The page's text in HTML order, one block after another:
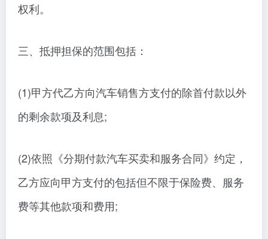
权利。
三、抵押担保的范围包括：
(1)甲方代乙方向汽车销售方支付的除首付款以外
的剩余款项及利息;
(2)依照《分期付款汽车买卖和服务合同》约定，
乙方应向甲方支付的包括但不限于保险费、服务
费等其他款项和费用;